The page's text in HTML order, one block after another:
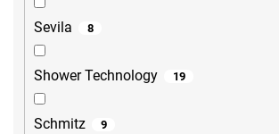
Sevila 8
Shower Technology 19
Schmitz 9